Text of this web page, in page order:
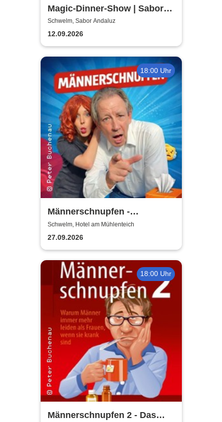
Magic-Dinner-Show | Sabor
Andaluz
Schwelm, Sabor Andaluz
12.09.2026
18:00 Uhr
Männerschnupfen -
Buchenau Comedy Tour
Schwelm, Hotel am Mühlenteich
27.09.2026
18:00 Uhr
Männerschnupfen 2 - Das